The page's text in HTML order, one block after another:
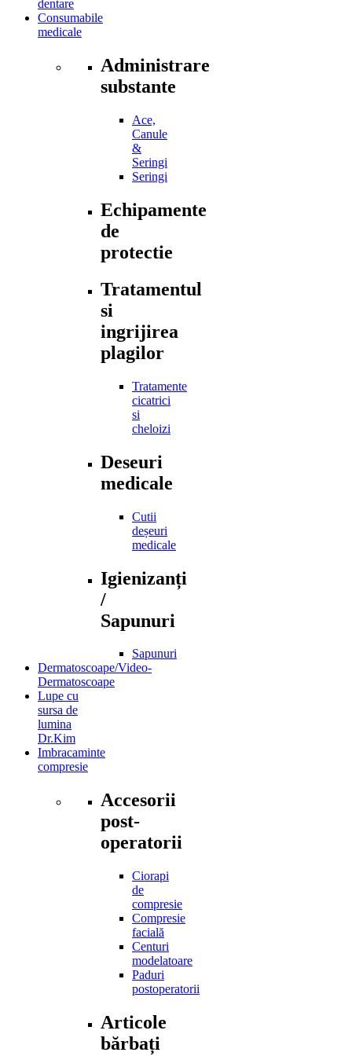
dentare
Consumabile
medicale
Administrare
substante
Ace,
Canule
&
Seringi
Seringi
Echipamente
de
protectie
Tratamentul
si
ingrijirea
plagilor
Tratamente
cicatrici
si
cheloizi
Deseuri
medicale
Cutii
deșeuri
medicale
Igienizanți
/
Sapunuri
Sapunuri
Dermatoscoape/Video-
Dermatoscoape
Lupe cu
sursa de
lumina
Dr.Kim
Imbracaminte
compresie
Accesorii
post-
operatorii
Ciorapi
de
compresie
Compresie
facială
Centuri
modelatoare
Paduri
postoperatorii
Articole
bărbați